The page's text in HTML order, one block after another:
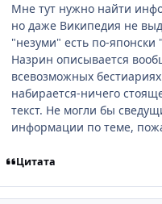
Мне тут нужно найти
но даже Википедия не
"незуми" есть по-
Назрин описывается
всевозможных
набирается-ничего
текст. Не могли бы
информации по теме,
Цитата